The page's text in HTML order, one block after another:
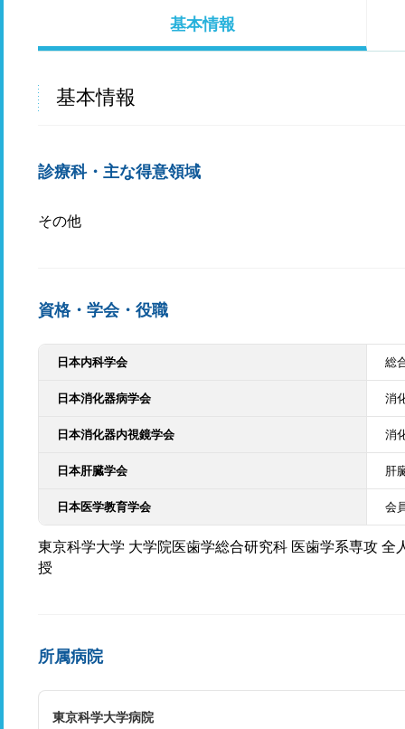
基本情報
基本情報
診療科・主な得意領域
その他
資格・学会・役職
日本内科学会 総
日本消化器病学会 消
日本消化器内視鏡学会 消
日本肝臓学会 肝
日本医学教育学会 会
東京科学大学 大学院医歯学総合研究科 医歯学系専攻
授
所属病院
東京科学大学病院